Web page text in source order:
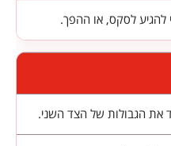
להגיע לסקס, או ההפך.
את הגבולות של הצד השני.